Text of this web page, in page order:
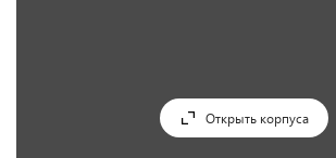
Открыть корпуса